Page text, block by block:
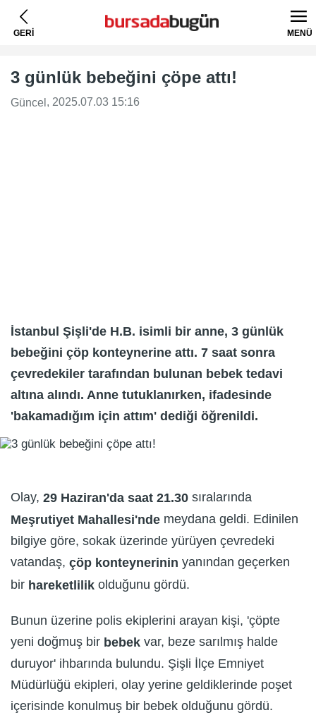
GERİ MENÜ
3 günlük bebeğini çöpe attı!
Güncel , 2025.07.03 15:16
İstanbul Şişli'de H.B. isimli bir anne, 3 günlük
bebeğini çöp konteynerine attı. 7 saat sonra
çevredekiler tarafından bulunan bebek tedavi
altına alındı. Anne tutuklanırken, ifadesinde
'bakamadığım için attım' dediği öğrenildi.
Olay, 29 Haziran'da saat 21.30 sıralarında
Meşrutiyet Mahallesi'nde meydana geldi. Edinilen
bilgiye göre, sokak üzerinde yürüyen çevredeki
vatandaş, çöp konteynerinin yanından geçerken
bir hareketlilik olduğunu gördü.
Bunun üzerine polis ekiplerini arayan kişi, 'çöpte
yeni doğmuş bir bebek var, beze sarılmış halde
duruyor' ihbarında bulundu. Şişli İlçe Emniyet
Müdürlüğü ekipleri, olay yerine geldiklerinde poşet
içerisinde konulmuş bir bebek olduğunu gördü.